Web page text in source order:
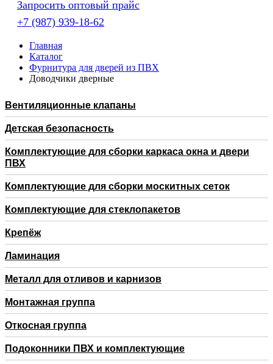
Запросить оптовый прайс
+7 (987) 939-18-62
Главная
Каталог
Фурнитура для дверей из ПВХ
Доводчики дверные
Вентиляционные клапаны
Детская безопасность
Комплектующие для сборки каркаса окна и двери
ПВХ
Комплектующие для сборки москитных сеток
Комплектующие для стеклопакетов
Крепёж
Ламинация
Металл для отливов и карнизов
Монтажная группа
Откосная группа
Подоконники ПВХ и комплектующие